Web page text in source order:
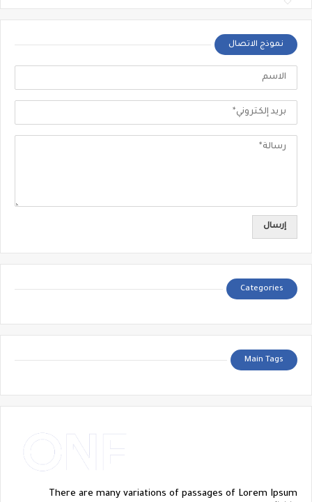
نموذج الاتصال
Categories
Main Tags
There are many variations of passages of Lorem Ipsum